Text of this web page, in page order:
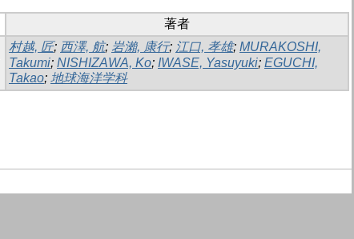
著者
村越, 匠; 西澤, 航; 岩瀨, 康行; 江口, 孝雄; MURAKOSHI,
Takumi; NISHIZAWA, Ko; IWASE, Yasuyuki; EGUCHI,
Takao; 地球海洋学科